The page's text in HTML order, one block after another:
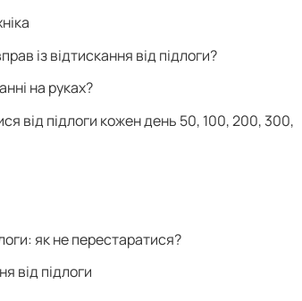
із відтискання від підлоги?
на руках?
від підлоги кожен день 50, 100, 200, 300,
як не перестаратися?
від підлоги